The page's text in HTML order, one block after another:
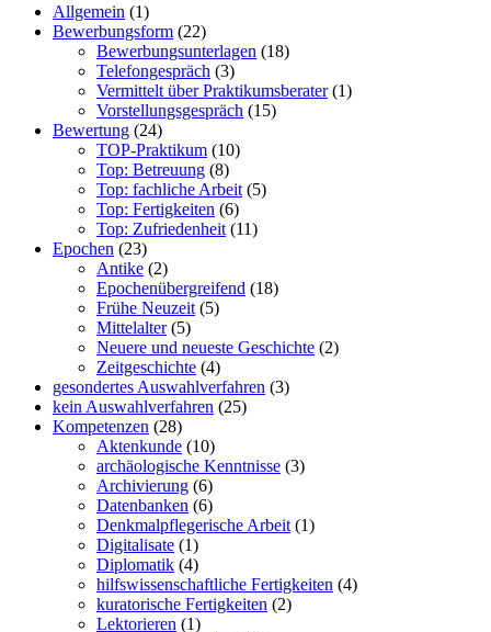
Allgemein (1)
Bewerbungsform (22)
Bewerbungsunterlagen (18)
Telefongespräch (3)
Vermittelt über Praktikumsberater(1)
Vorstellungsgespräch (15)
Bewertung (24)
TOP-Praktikum (10)
Top: Betreuung (8)
Top: fachliche Arbeit (5)
Top: Fertigkeiten (6)
Top: Zufriedenheit (11)
Epochen (23)
Antike (2)
Epochenübergreifend (18)
Frühe Neuzeit (5)
Mittelalter(5)
Neuere und neueste Geschichte (2)
Zeitgeschichte (4)
gesondertes Auswahlverfahren (3)
kein Auswahlverfahren (25)
Kompetenzen (28)
Aktenkunde (10)
archäologische Kenntnisse (3)
Archivierung (6)
Datenbanken (6)
Denkmalpflegerische Arbeit (1)
Digitalisate (1)
Diplomatik (4)
hilfswissenschaftliche Fertigkeiten (4)
kuratorische Fertigkeiten (2)
Lektorieren (1)